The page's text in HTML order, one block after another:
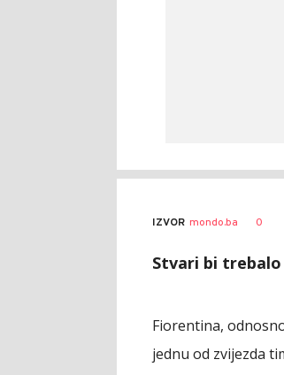
IZVOR mondo.ba 0
Stvari bi
Fiorentina,
jednu od zvijezda